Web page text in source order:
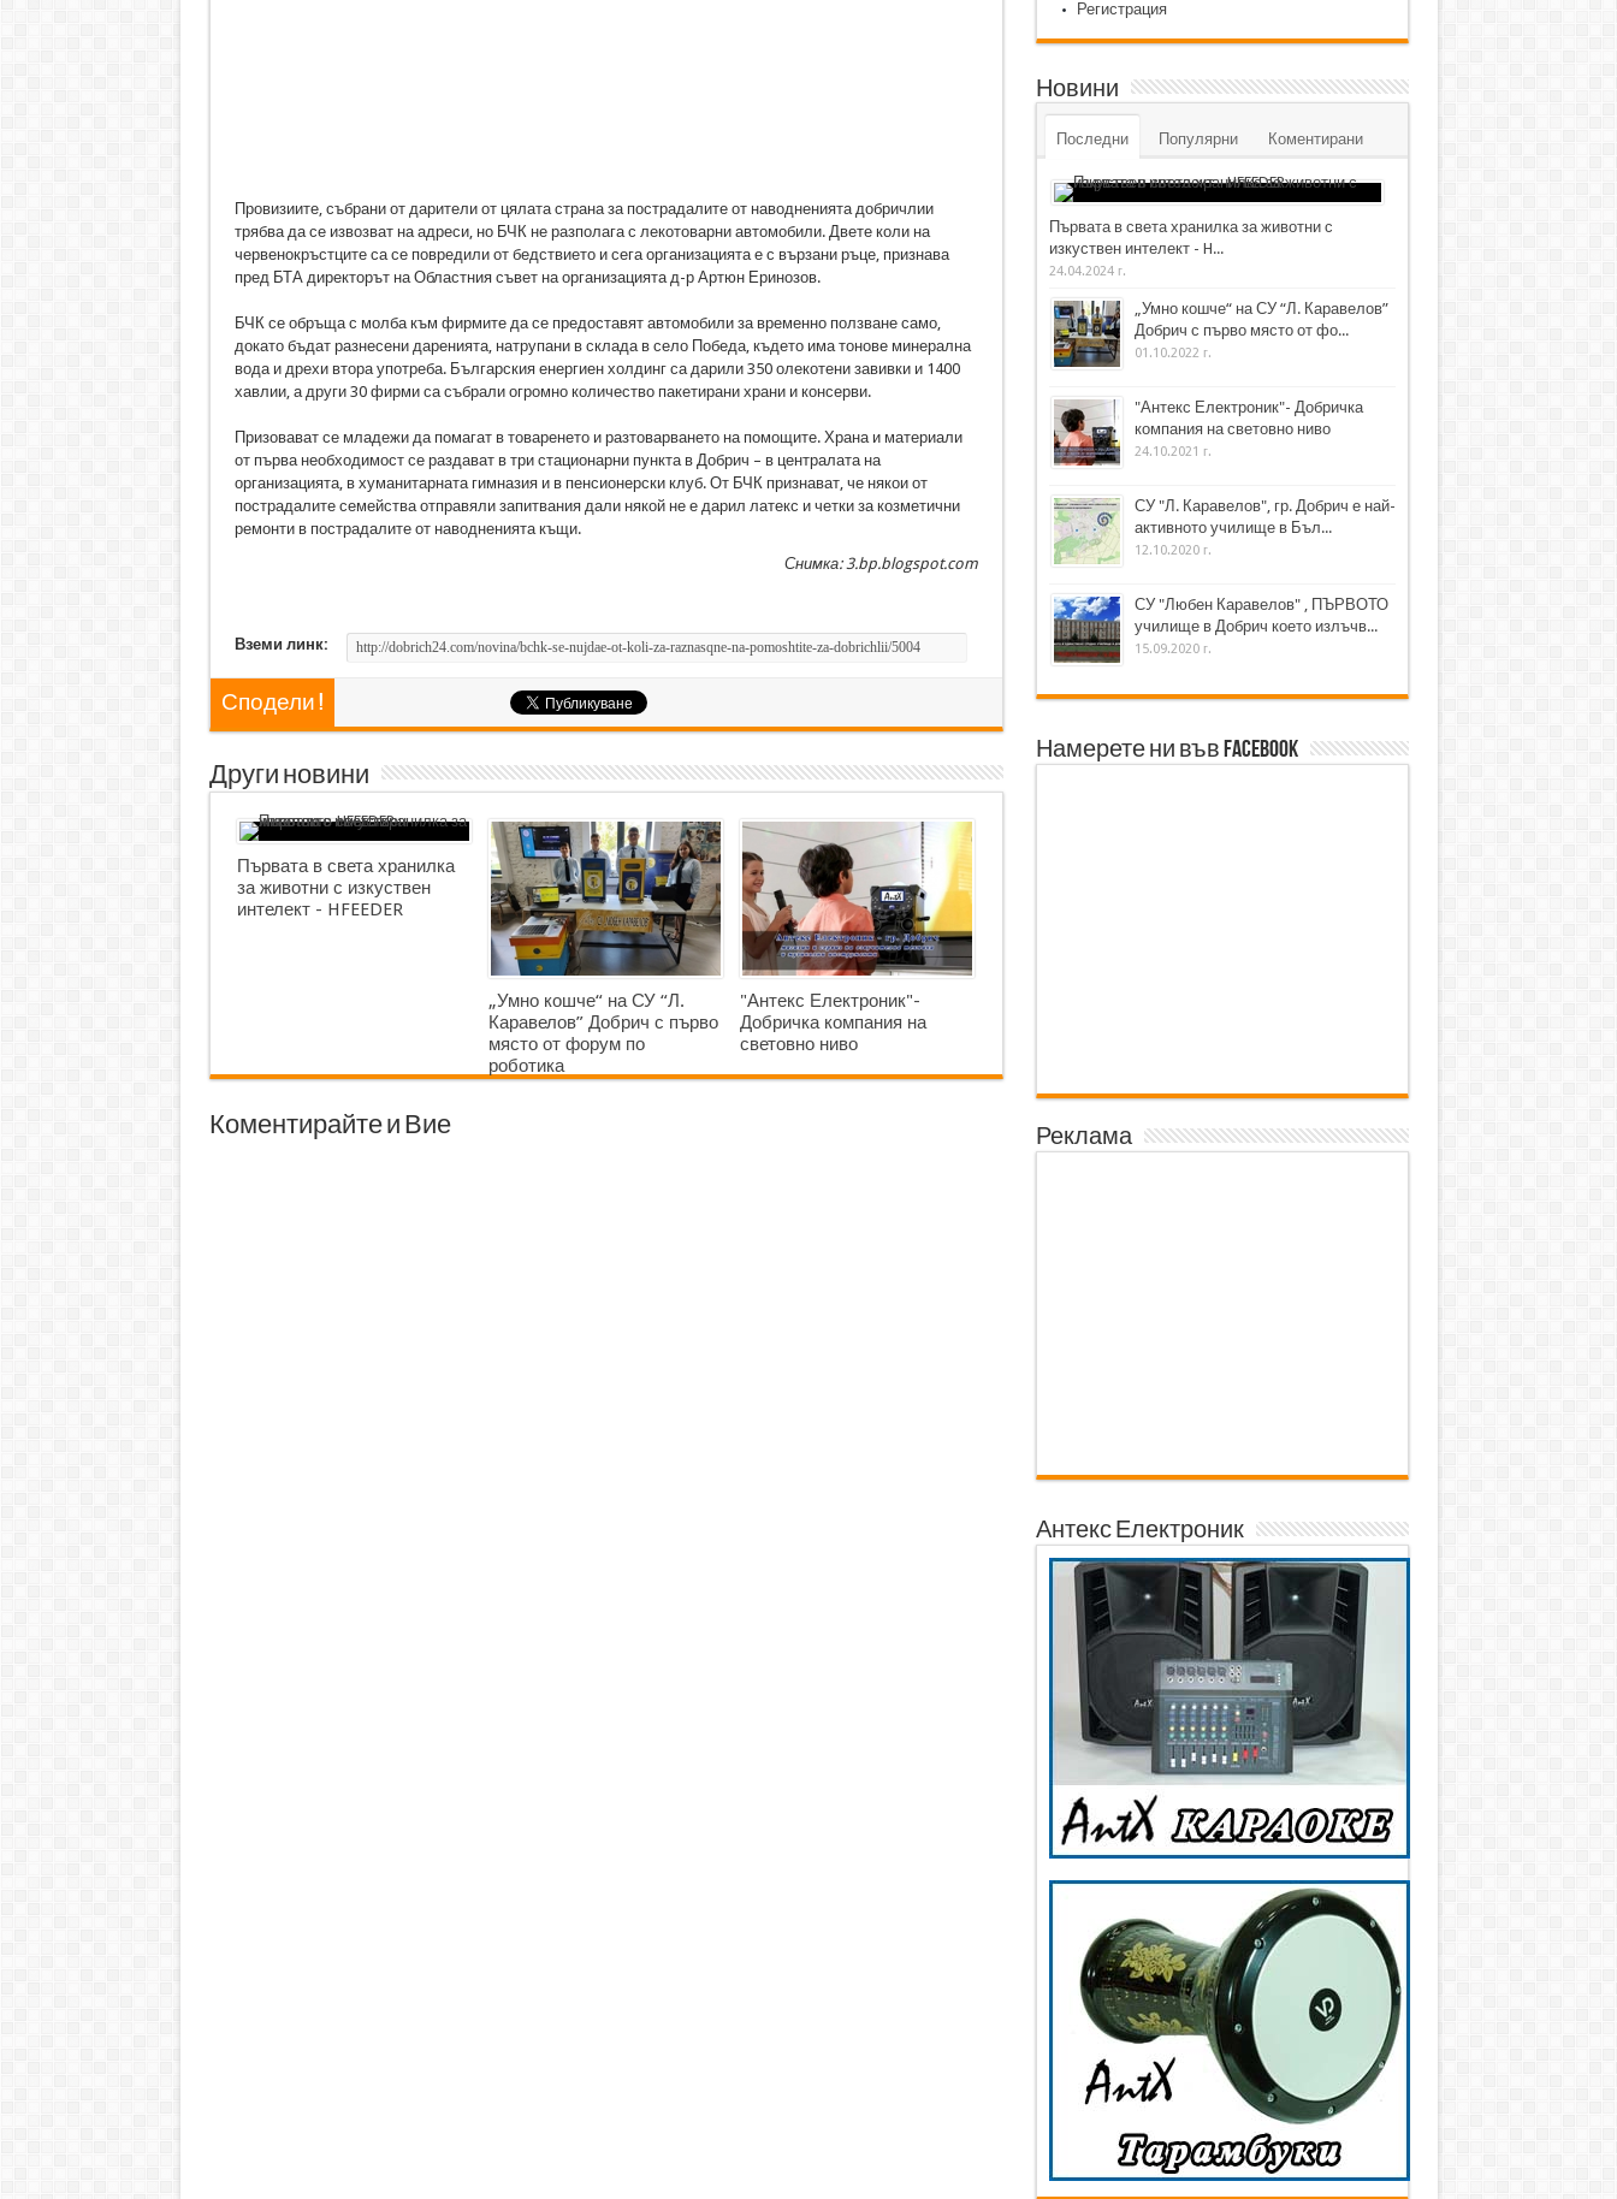
Провизиите, събрани от дарители от цялата страна за пострадалите от наводненията добричлии
трябва да се извозват на адреси, но БЧК не разполага с лекотоварни автомобили. Двете коли на
червенокръстците са се повредили от бедствието и сега организацията е с вързани ръце, признава
пред БТА директорът на Областния съвет на организацията д-р Артюн Еринозов.
БЧК се обръща с молба към фирмите да се предоставят автомобили за временно ползване само,
докато бъдат разнесени даренията, натрупани в склада в село Победа, където има тонове минерална
вода и дрехи втора употреба. Българския енергиен холдинг са дарили 350 олекотени завивки и 1400
хавлии, а други 30 фирми са събрали огромно количество пакетирани храни и консерви.
Призовават се младежи да помагат в товаренето и разтоварването на помощите. Храна и материали
от първа необходимост се раздават в три стационарни пункта в Добрич – в централата на
организацията, в хуманитарната гимназия и в пенсионерски клуб. От БЧК признават, че някои от
пострадалите семейства отправяли запитвания дали някой не е дарил латекс и четки за козметични
ремонти в пострадалите от наводненията къщи.
Снимка: 3.bp.blogspot.com
Вземи линк:
Сподели !
Други новини
Първата в света хранилка
за животни с изкуствен
интелект - HFEEDER
„Умно кошче“ на СУ “Л.
Каравелов” Добрич с първо
място от форум по
роботика
"Антекс Електроник"-
Добричка компания на
световно ниво
Коментирайте и Вие
Регистрация
Новини
Последни Популярни Коментирани
Първата в света хранилка за животни с
изкуствен интелект - H...
24.04.2024 г.
„Умно кошче“ на СУ “Л. Каравелов”
Добрич с първо място от фо...
01.10.2022 г.
"Антекс Електроник"- Добричка
компания на световно ниво
24.10.2021 г.
СУ "Л. Каравелов", гр. Добрич е най-
активното училище в Бъл...
12.10.2020 г.
СУ "Любен Каравелов" , ПЪРВОТО
училище в Добрич което излъчв...
15.09.2020 г.
Намерете ни във Facebook
Реклама
Антекс Електроник